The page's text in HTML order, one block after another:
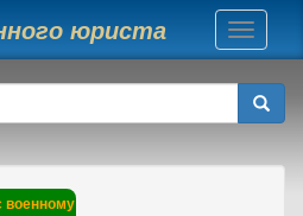
юриста
Toggle
военному